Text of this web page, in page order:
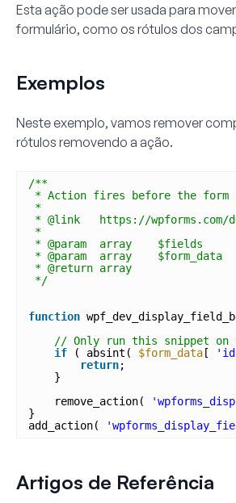
Esta ação pode ser usada para
formulário, como os rótulos dos
Exemplos
Neste exemplo, vamos remover
rótulos removendo a ação.
/**
* Action fires before the form
*
* @link   https://wpforms.com/
*
* @param  array    $fields
* @param  array
* @return array
*/
function
// Only run this snippet on
if
( absint( $form_data[
return;
}
remove_action(
}
add_action(
Artigos de Referência